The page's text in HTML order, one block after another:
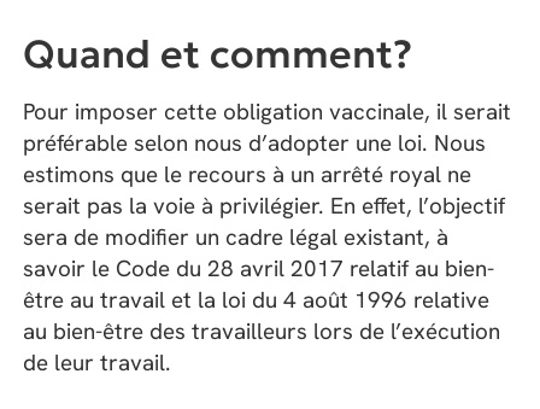
Quand et comment?
Pour imposer cette obligation vaccinale, il serait
préférable selon nous d’adopter une loi. Nous
estimons que le recours à un arrêté royal ne
serait pas la voie à privilégier. En effet, l’objectif
sera de modifier un cadre légal existant, à
savoir le Code du 28 avril 2017 relatif au bien-
être au travail et la loi du 4 août 1996 relative
au bien-être des travailleurs lors de l’exécution
de leur travail.